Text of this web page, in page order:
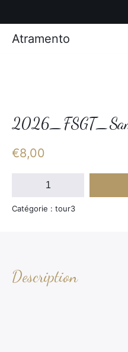
€8,00
quantité
Catégorie : tour3
Description
Atramento
Photos